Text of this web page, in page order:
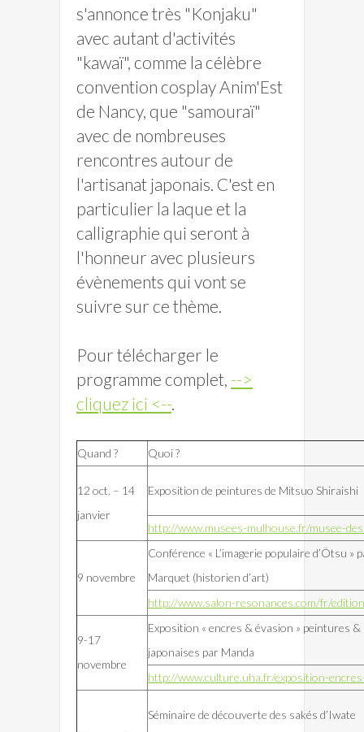
s'annonce très "Konjaku"
avec autant d'activités
"kawaï", comme la célèbre
convention cosplay Anim'Est
de Nancy, que "samouraï"
avec de nombreuses
rencontres autour de
l'artisanat japonais. C'est en
particulier la laque et la
calligraphie qui seront à
l'honneur avec plusieurs
évènements qui vont se
suivre sur ce thème.
Pour télécharger le
programme complet, -->
cliquez ici <--.
Quand ? Quoi ?
12 oct. – 14
janvier
Exposition de peintures de Mitsuo Shiraishi
http://www.musees-mulhouse.fr/musee-
9 novembre
Conférence « L’imagerie populaire d’Ôtsu »
Marquet (historien d’art)
http://www.salon-resonances.com/fr/
9-17
novembre
Exposition « encres & évasion » peintures &
japonaises par Manda
http://www.culture.uha.fr/exposition-
Séminaire de découverte des sakés d’Iwate